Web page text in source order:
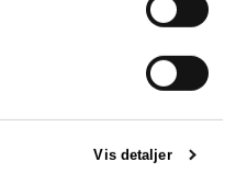
Vis detaljer